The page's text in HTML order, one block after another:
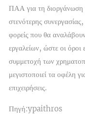
ΠΑΑ για τη διοργάνωση
στενότερης
φορείς που θα
εργαλείων, ώστε οι
συμμετοχή των
μεγιστοποιεί τα οφέλη
επιχειρήσεις.
Πηγή:ypaithros